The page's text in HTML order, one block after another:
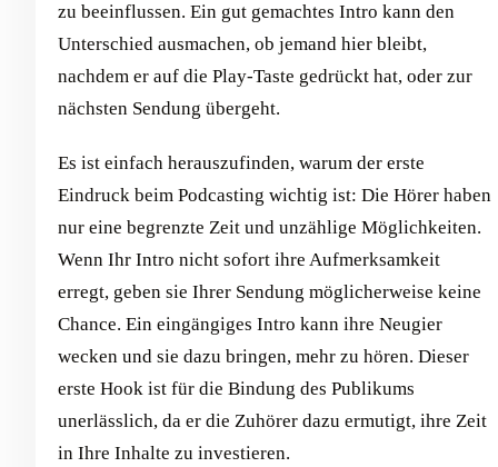
zu beeinflussen. Ein gut gemachtes Intro kann den
Unterschied ausmachen, ob jemand hier bleibt,
nachdem er auf die Play-Taste gedrückt hat, oder zur
nächsten Sendung übergeht.
Es ist einfach herauszufinden, warum der erste
Eindruck beim Podcasting wichtig ist: Die Hörer haben
nur eine begrenzte Zeit und unzählige Möglichkeiten.
Wenn Ihr Intro nicht sofort ihre Aufmerksamkeit
erregt, geben sie Ihrer Sendung möglicherweise keine
Chance. Ein eingängiges Intro kann ihre Neugier
wecken und sie dazu bringen, mehr zu hören. Dieser
erste Hook ist für die Bindung des Publikums
unerlässlich, da er die Zuhörer dazu ermutigt, ihre Zeit
in Ihre Inhalte zu investieren.